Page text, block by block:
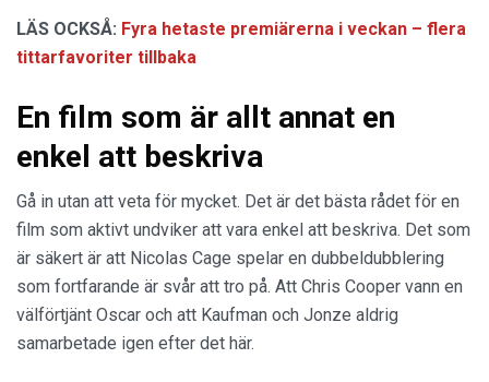
LÄS OCKSÅ: Fyra hetaste premiärerna i veckan – flera
tittarfavoriter tillbaka
En film som är allt annat en
enkel att beskriva
Gå in utan att veta för mycket. Det är det bästa rådet för en
film som aktivt undviker att vara enkel att beskriva. Det som
är säkert är att Nicolas Cage spelar en dubbeldubblering
som fortfarande är svår att tro på. Att Chris Cooper vann en
välförtjänt Oscar och att Kaufman och Jonze aldrig
samarbetade igen efter det här.